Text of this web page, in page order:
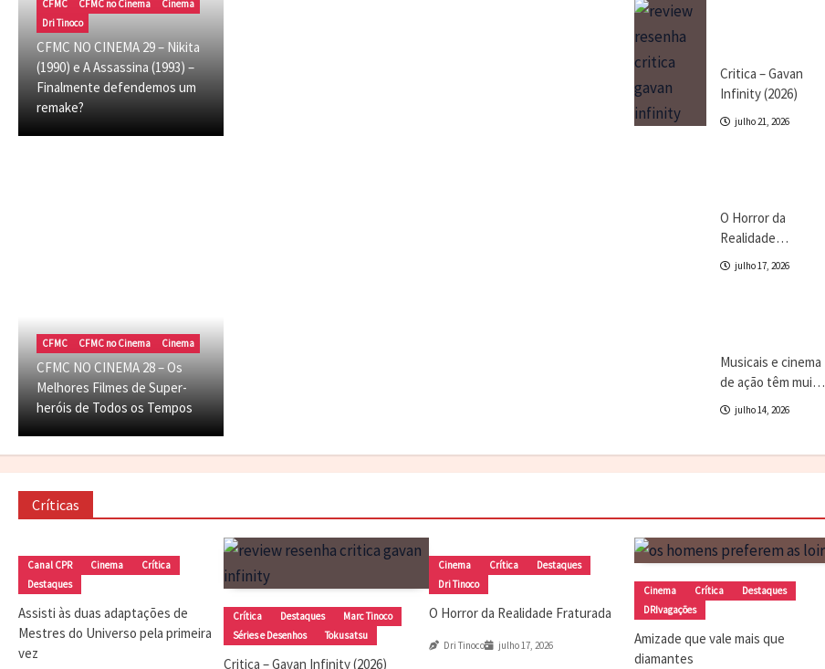
CFMC CFMC no Cinema
Cinema
Dri Tinoco
CFMC NO CINEMA 29 – Nikita
(1990) e A Assassina (1993) –
Finalmente defendemos um
remake?
CFMC CFMC no Cinema Cinema
CFMC NO CINEMA 28 – Os
Melhores Filmes de Super-
heróis de Todos os Tempos
Critica – Gavan
Infinity (2026)
julho 21, 2026
O Horror da
Realidade
Fraturada
julho 17, 2026
Musicais e cinema
de ação têm muito
em comum
julho 14, 2026
Críticas
Canal CPR Cinema
Crítica
Destaques
Assisti às duas adaptações de
Mestres do Universo pela primeira
vez
Crítica Destaques
Marc Tinoco
Séries e Desenhos
Tokusatsu
Critica – Gavan Infinity (2026)
Cinema Crítica
Destaques
Dri Tinoco
O Horror da Realidade Fraturada
Dri Tinoco julho 17, 2026
Cinema Crítica
Destaques
DRIvagações
Amizade que vale mais que
diamantes